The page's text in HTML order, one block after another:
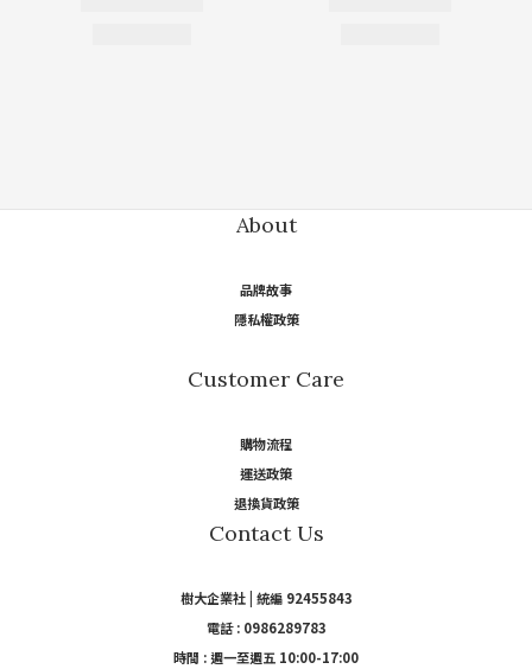
About
品牌故事
隱私權政策
Customer Care
購物流程
運送政策
退換貨政策
Contact Us
樹大企業社 | 統編 92455843
電話 : 0986289783
時間 : 週一至週五 10:00-17:00